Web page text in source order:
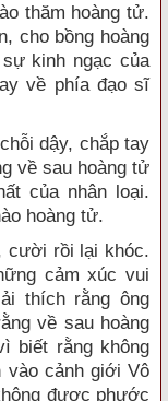
thăm hoàng tử.
cho bồng hoàng
kinh ngạc của
về phía đạo sĩ
dậy, chắp tay
về sau hoàng tử
của nhân loại.
hoàng tử.
cười rồi lại khóc.
cảm xúc vui
thích rằng ông
về sau hoàng
biết rằng không
vào cảnh giới Vô
được phước